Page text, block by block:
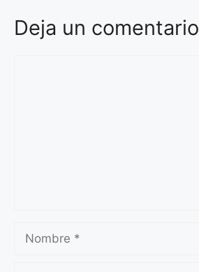
Deja un comentario